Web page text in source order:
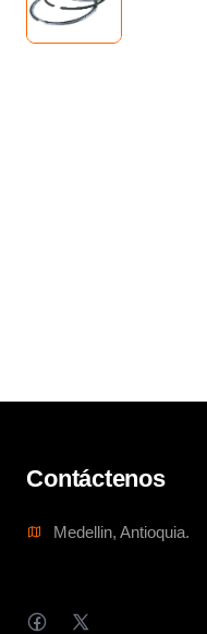
Contáctenos
Medellin, Antioquia.